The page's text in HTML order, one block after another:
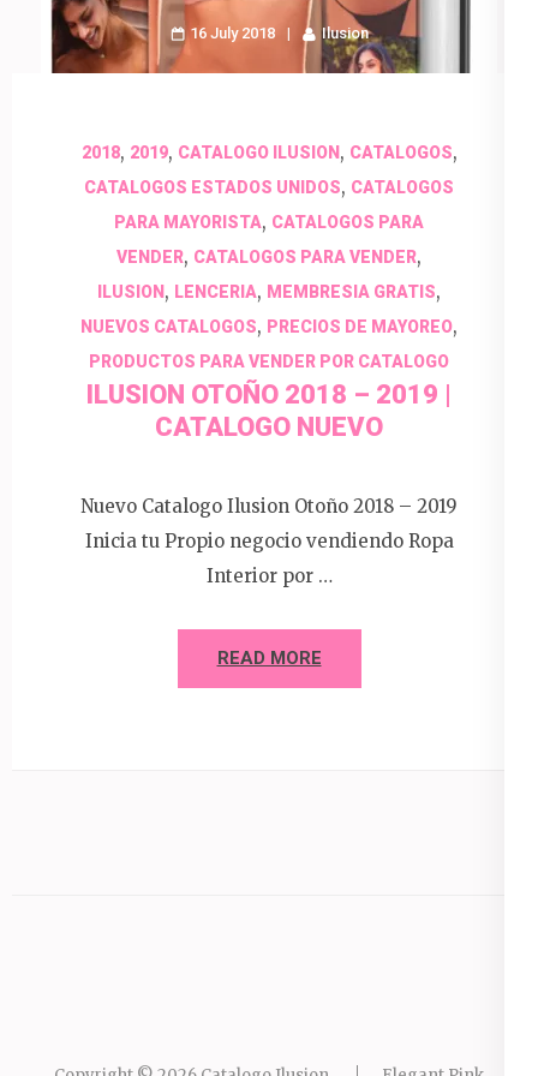
16 July 2018 Ilusion
2018, 2019, CATALOGO ILUSION, CATALOGOS,
CATALOGOS ESTADOS UNIDOS, CATALOGOS
PARA MAYORISTA, CATALOGOS PARA
VENDER, CATALOGOS PARA VENDER,
ILUSION , LENCERIA, MEMBRESIA GRATIS,
NUEVOS CATALOGOS, PRECIOS DE MAYOREO,
PRODUCTOS PARA VENDER POR CATALOGO
ILUSION OTOÑO 2018 – 2019 |
CATALOGO NUEVO
Nuevo Catalogo Ilusion Otoño 2018 – 2019
Inicia tu Propio negocio vendiendo Ropa
Interior por …
READ MORE